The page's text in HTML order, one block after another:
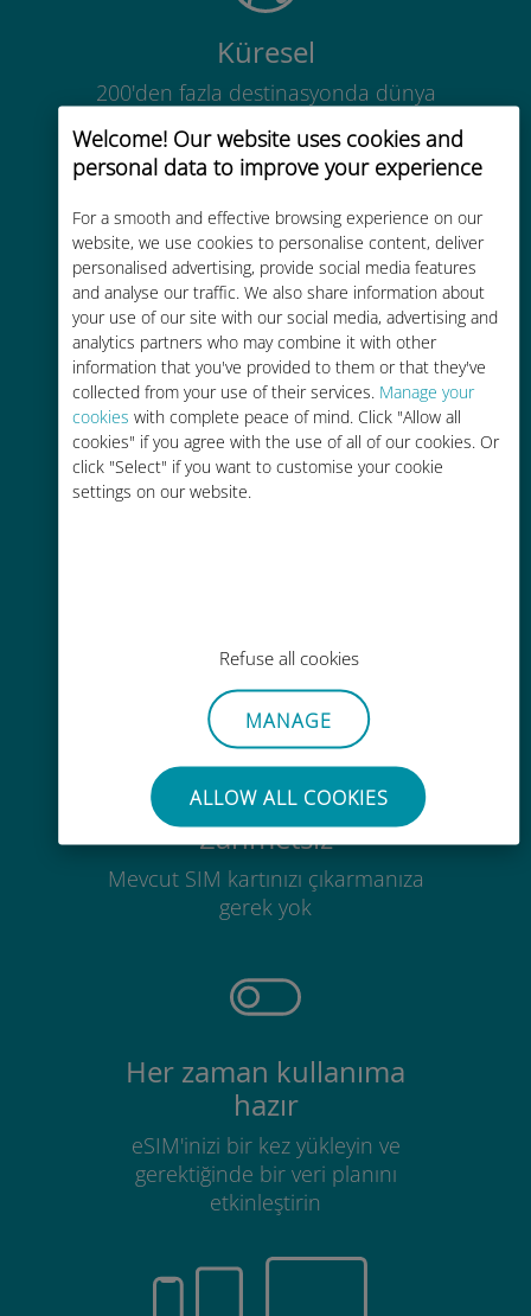
Welcome! Our website uses cookies and
personal data to improve your experience
For a smooth and effective browsing experience on our
website, we use cookies to personalise content, deliver
personalised advertising, provide social media features
and analyse our traffic. We also share information about
your use of our site with our social media, advertising and
analytics partners who may combine it with other
information that you've provided to them or that they've
collected from your use of their services. Manage your
cookies with complete peace of mind. Click "Allow all
cookies" if you agree with the use of all of our cookies. Or
click "Select" if you want to customise your cookie
settings on our website.
Refuse all cookies
MANAGE
ALLOW ALL COOKIES
Küresel
200'den fazla destinasyonda dünya
bağlantı
Uygun maliyetli
Mevcut operatörünüzle dolaşım
ücretlerinden %90'a kadar daha
ucuz
yerde, Wi-Fi veya kalan veri
olmadan bile
Zahmetsiz
Mevcut SIM kartınızı çıkarmanıza
gerek yok
Her zaman kullanıma
hazır
eSIM'inizi bir kez yükleyin ve
gerektiğinde bir veri planını
etkinleştirin